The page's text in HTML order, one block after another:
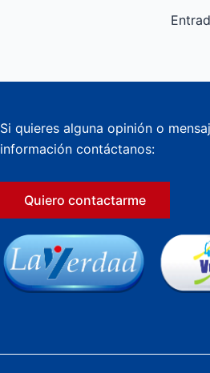
Si quieres alguna opinión o
información contáctanos:
Quiero contactarme